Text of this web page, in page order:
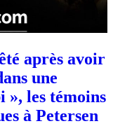
après avoir
une
», les témoins
à Petersen